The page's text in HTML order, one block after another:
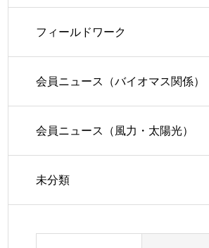
フィールドワーク
会員ニュース（バイオマス関係）
会員ニュース（風力・太陽光）
未分類